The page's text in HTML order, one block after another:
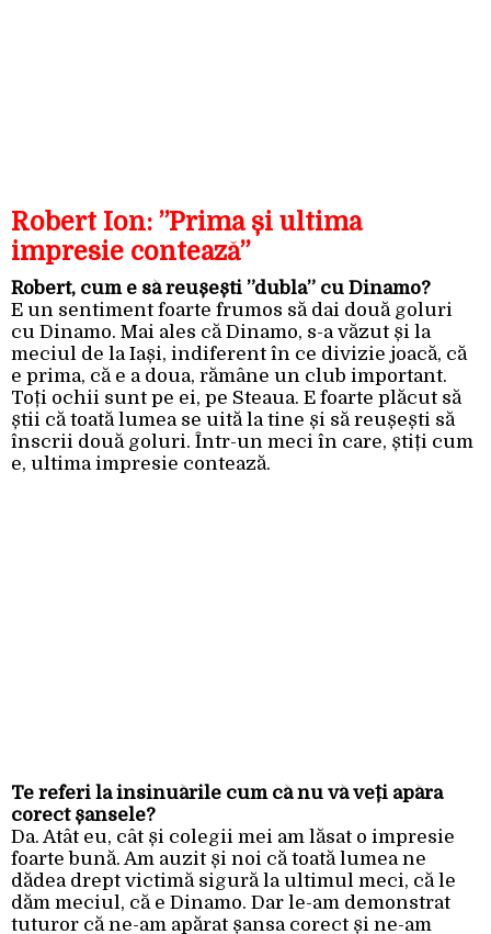
Robert Ion: ”Prima și ultima
impresie contează”
Robert, cum e să reușești ”dubla” cu Dinamo?
E un sentiment foarte frumos să dai două goluri
cu Dinamo. Mai ales că Dinamo, s-a văzut și la
meciul de la Iași, indiferent în ce divizie joacă, că
e prima, că e a doua, rămâne un club important.
Toți ochii sunt pe ei, pe Steaua. E foarte plăcut să
știi că toată lumea se uită la tine și să reușești să
înscrii două goluri. Într-un meci în care, știți cum
e, ultima impresie contează.
Te referi la insinuările cum că nu vă veți apăra
corect șansele?
Da. Atât eu, cât și colegii mei am lăsat o impresie
foarte bună. Am auzit și noi că toată lumea ne
dădea drept victimă sigură la ultimul meci, că le
dăm meciul, că e Dinamo. Dar le-am demonstrat
tuturor că ne-am apărat șansa corect și ne-am